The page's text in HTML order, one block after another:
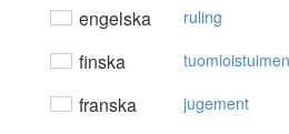
engelska ruling
finska
franska jugement